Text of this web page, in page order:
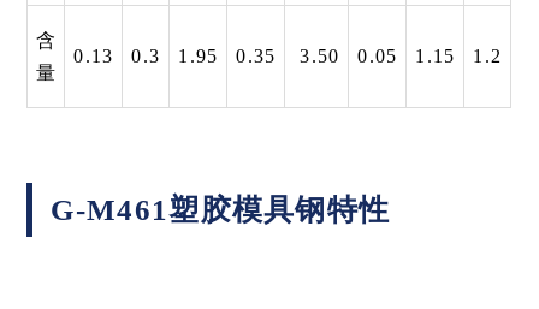
含
量
0.13 0.3 1.95 0.35 3.50 0.05 1.15 1.2
G-M461塑胶模具钢特性